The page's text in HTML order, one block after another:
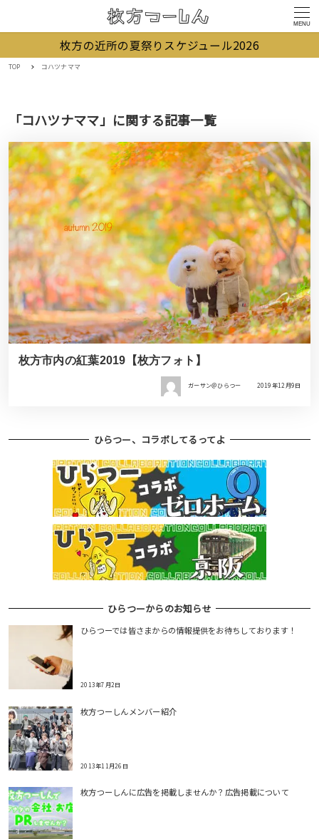
MENU
枚方の近所の夏祭りスケジュール2026
TOP コハツナママ
「コハツナママ」に関する記事一覧
枚方市内の紅葉2019【枚方フォト】
ガーサン＠ひらつー 2019年12月9日
ひらつー、コラボしてるってよ
ひらつーからのお知らせ
ひらつーでは皆さまからの情報提供をお待ちしております！
2013年7月2日
枚方つーしんメンバー紹介
2013年11月26日
枚方つーしんに広告を掲載しませんか？広告掲載について